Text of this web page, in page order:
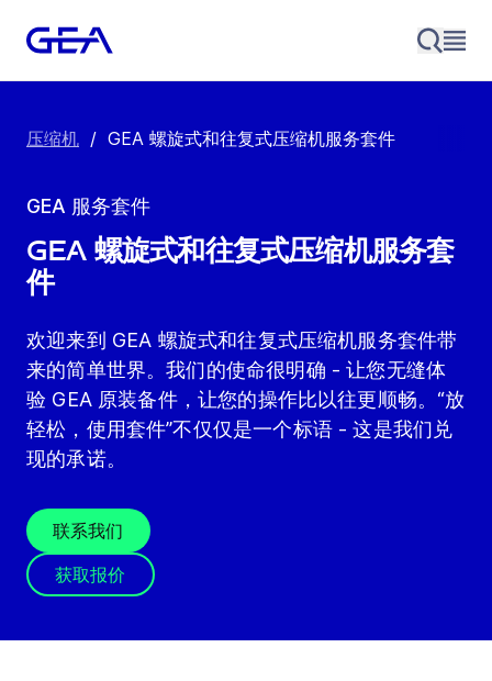
压缩机 / GEA 螺旋式和往复式压缩机服务套件
GEA 服务套件
GEA 螺旋式和往复式压缩机服务套
件
欢迎来到 GEA 螺旋式和往复式压缩机服务套件带
来的简单世界。我们的使命很明确 - 让您无缝体
验 GEA 原装备件，让您的操作比以往更顺畅。“放
轻松，使用套件”不仅仅是一个标语 - 这是我们兑
现的承诺。
联系我们
获取报价